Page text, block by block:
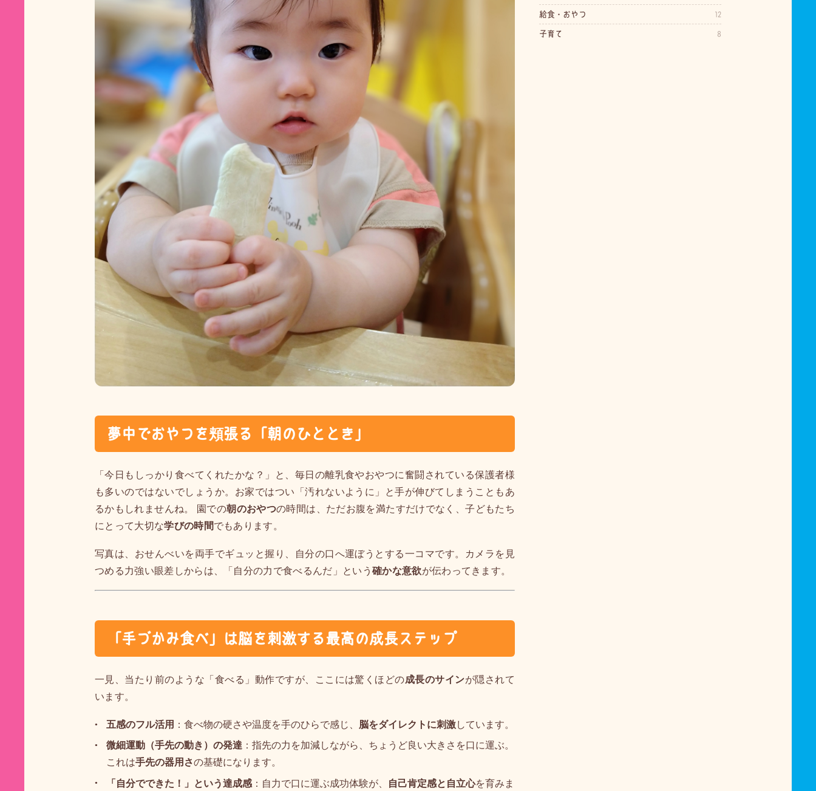
夢中でおやつを頬張る「朝のひととき」
「今日もしっかり食べてくれたかな？」と、毎日の離乳食やおやつに奮闘されている保護者様
も多いのではないでしょうか。お家ではつい「汚れないように」と手が伸びてしまうこともあ
るかもしれませんね。 園での朝のおやつの時間は、ただお腹を満たすだけでなく、子どもたち
にとって大切な学びの時間でもあります。
写真は、おせんべいを両手でギュッと握り、自分の口へ運ぼうとする一コマです。カメラを見
つめる力強い眼差しからは、「自分の力で食べるんだ」という 確かな意欲が伝わってきます。
「手づかみ食べ」は脳を刺激する最高の成長ステップ
一見、当たり前のような「食べる」動作ですが、ここには驚くほどの成長のサインが隠されて
います。
五感のフル活用 ：食べ物の硬さや温度を手のひらで感じ、 脳をダイレクトに刺激しています。
微細運動（手先の動き）の発達 ：指先の力を加減しながら、ちょうど良い大きさを口に運ぶ。
これは手先の器用さの基礎になります。
「自分でできた！」という達成感 ：自力で口に運ぶ成功体験が、 自己肯定感と自立心を育みま
給食・おやつ 12
子育て 8